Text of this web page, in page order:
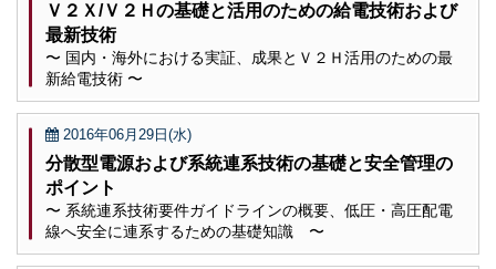
Ｖ２Ｘ/Ｖ２Ｈの基礎と活用のための給電技術および
最新技術
〜 国内・海外における実証、成果とＶ２Ｈ活用のための最
新給電技術 〜
2016年06月29日(水)
分散型電源および系統連系技術の基礎と安全管理の
ポイント
〜 系統連系技術要件ガイドラインの概要、低圧・高圧配電
線へ安全に連系するための基礎知識 〜